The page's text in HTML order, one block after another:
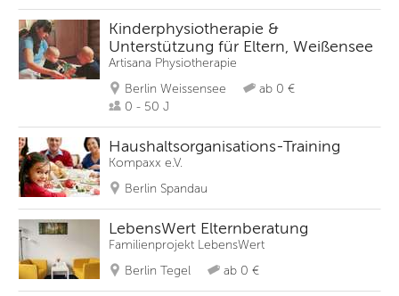
Kinderphysiotherapie &
Unterstützung für Eltern, Weißensee
Artisana Physiotherapie
Berlin Weissensee
ab 0 €
0 - 50 J
Haushaltsorganisations-Training
Kompaxx e.V.
Berlin Spandau
LebensWert Elternberatung
Familienprojekt LebensWert
Berlin Tegel
ab 0 €